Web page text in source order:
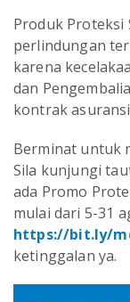
Produk Proteksi
perlindungan
karena
dan
kontrak
Berminat untuk
Sila kunjungi
ada Promo
mulai dari 5-31
https://bit.ly/
ketinggalan ya.